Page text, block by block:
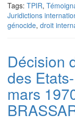
Tags: TPIR,
Juridictions
génocide, droit
Décision
des
mars